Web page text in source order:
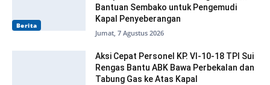
Berita
Bantuan Sembako untuk Pengemudi
Kapal Penyeberangan
Jumat, 7 Agustus 2026
Aksi Cepat Personel KP. VI-10-18 TPI Sui
Rengas Bantu ABK Bawa Perbekalan dan
Tabung Gas ke Atas Kapal